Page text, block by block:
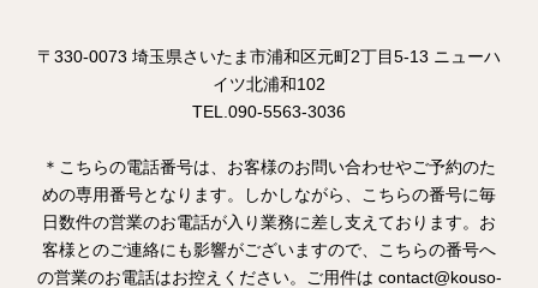
〒330-0073 埼玉県さいたま市浦和区元町2丁目5-13 ニューハ
イツ北浦和102
TEL.090-5563-3036
＊こちらの電話番号は、お客様のお問い合わせやご予約のた
めの専用番号となります。しかしながら、こちらの番号に毎
日数件の営業のお電話が入り業務に差し支えております。お
客様とのご連絡にも影響がございますので、こちらの番号へ
の営業のお電話はお控えください。ご用件は contact@kouso-